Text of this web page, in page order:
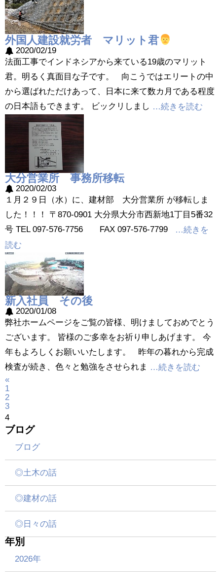
外国人建設就労者 マリット君
2020/02/19
法面工事でインドネシアから来ている19歳のマリット
君。明るく真面目な子です。 向こうではエリートの中
から選ばれただけあって、日本に来て数カ月である程度
の日本語もできます。 ビックリしまし …続きを読む
大分営業所 事務所移転
2020/02/03
１月２９日（水）に、建材部 大分営業所 が移転しま
した！！！ 〒870-0901 大分県大分市西新地1丁目5番32
号 TEL 097-576-7756 FAX 097-576-7799
…続きを
読む
新入社員 その後
2020/01/08
弊社ホームページをご覧の皆様、明けましておめでとう
ございます。 皆様のご多幸をお祈り申しあげます。 今
年もよろしくお願いいたします。 昨年の暮れから完成
検査が続き、色々と勉強をさせられま …続きを読む
«
1
2
3
4
ブログ
ブログ
◎土木の話
◎建材の話
◎日々の話
年別
2026年